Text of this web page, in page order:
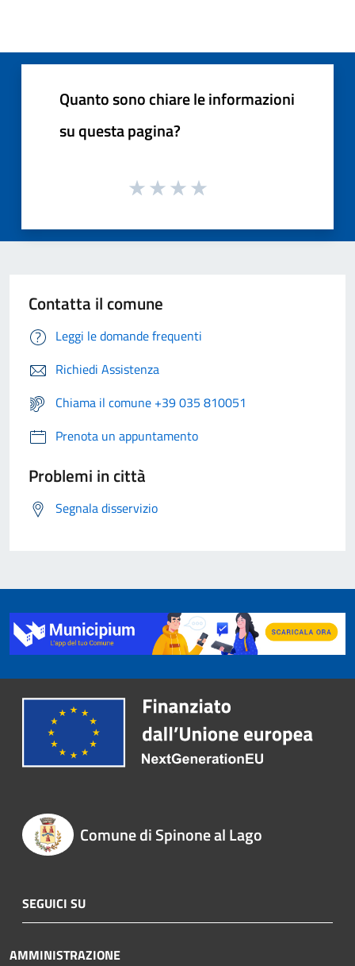
Quanto sono chiare le informazioni
su questa pagina?
Contatta il comune
Leggi le domande frequenti
Richiedi Assistenza
Chiama il comune +39 035 810051
Prenota un appuntamento
Problemi in città
Segnala disservizio
Comune di Spinone al Lago
SEGUICI SU
AMMINISTRAZIONE